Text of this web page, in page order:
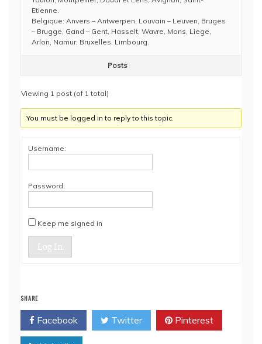
Etienne.
Belgique: Anvers – Antwerpen, Louvain – Leuven, Bruges
– Brugge, Gand – Gent, Hasselt, Wavre, Mons, Liege,
Arlon, Namur, Bruxelles, Limbourg.
Posts
Viewing 1 post (of 1 total)
You must be logged in to reply to this topic.
Username:
Password:
Keep me signed in
Log In
SHARE
Facebook Twitter Pinterest